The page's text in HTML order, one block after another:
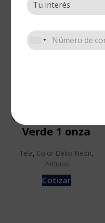
Color Deko Neon
Verde 1 onza
Tela, Color Deko Neón,
Pinturas
Cotizar